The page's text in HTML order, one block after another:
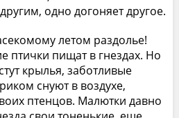
одно догоняет другое.
летом раздолье!
птички пищат в гнездах. Но
крылья, заботливые
снуют в воздухе,
птенцов. Малютки давно